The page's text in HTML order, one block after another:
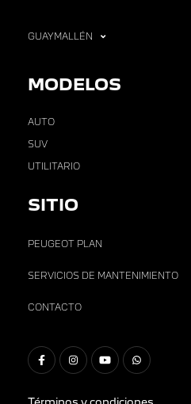
GUAYMALLÉN
MODELOS
AUTO
SUV
UTILITARIO
SITIO
PEUGEOT PLAN
SERVICIOS DE MANTENIMIENTO
CONTACTO